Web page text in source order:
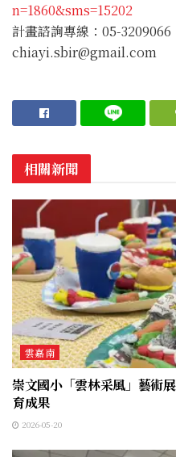
n=1860&sms=15202
計畫諮詢專線：05-3209066
chiayi.sbir@gmail.com
相關新聞
雲嘉南
崇文國小「雲林采風」藝術
育成果
2026-05-20